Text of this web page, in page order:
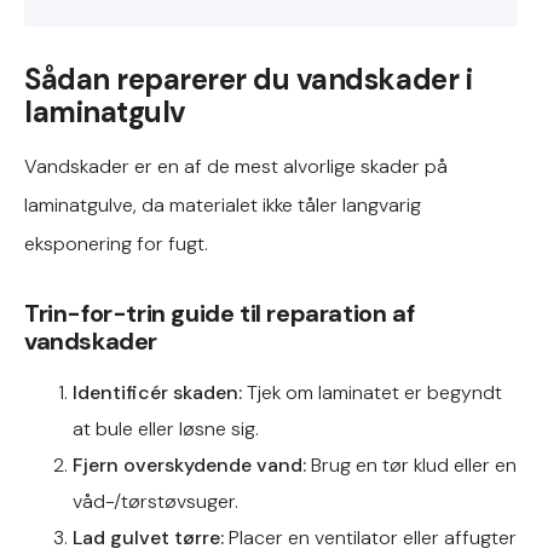
Sådan reparerer du vandskader i
laminatgulv
Vandskader er en af de mest alvorlige skader på
laminatgulve, da materialet ikke tåler langvarig
eksponering for fugt.
Trin-for-trin guide til reparation af
vandskader
Identificér skaden:Tjek om laminatet er begyndt
at bule eller løsne sig.
Fjern overskydende vand:Brug en tør klud eller en
våd-/tørstøvsuger.
Lad gulvet tørre:Placer en ventilator eller affugter